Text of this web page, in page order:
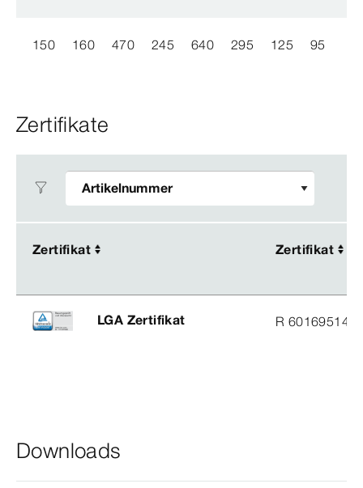
150 160 470 245 640 295 125 95
Zertifikate
Zertifikat Zertifikat
Zertifikat Zertifikat
LGA Zertifikat R 60169514
Downloads